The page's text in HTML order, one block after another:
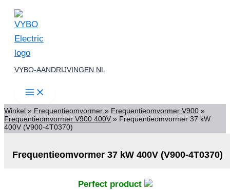
Ga
naar
inhoud
VYBO-AANDRIJVINGEN.NL
Winkel » Frequentieomvormer » Frequentieomvormer V900 »
Frequentieomvormer V900 400V » Frequentieomvormer 37 kW
400V (V900-4T0370)
Frequentieomvormer 37 kW 400V (V900-4T0370)
Perfect product